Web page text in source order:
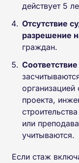
действует 5
Отсутствие
разрешение
граждан.
организацией
проекта,
или
учитываются.
Если стаж